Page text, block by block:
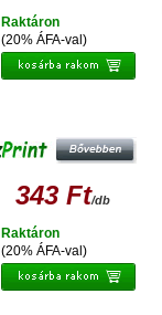
(20% ÁFA-val)
Raktáron
343 Ft/db
(20% ÁFA-val)
Raktáron